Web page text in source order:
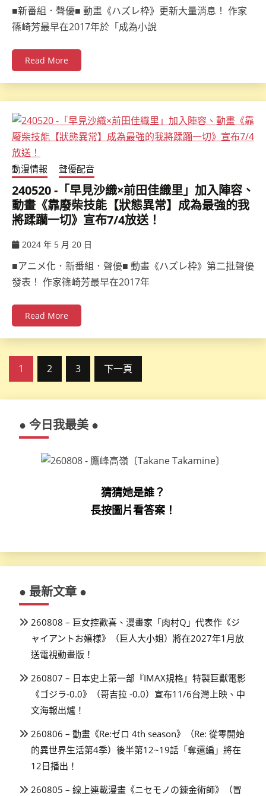
■新番組．聲優■ 動畫《ハズレ枠》更新大量消息！ 作家
篠崎芳最早在2017年於「成為小說
Read More
動漫情報 聲優配音
240520 -「早見沙織×前田佳織里」加入陣容、
動畫《靠廢柴技能【狀態異常】成為最強的我
將蹂躪一切》宣布7/4放送！
2024 年 5 月 20 日
■アニメ化．新番組．聲優■ 動畫《ハズレ枠》第二批聲優
發表！ 作家篠崎芳最早在2017年
Read More
文
頁
1 2 3 下一頁
● 今日我最美 ●
猜猜她是誰？
長按圖片看答案！
● 最新文章 ●
260808 – 巨女控歡喜、漫畫家「肉村Q」代表作《ジ
ャイアントお嬢様》（巨人大小姐）將在2027年1月放
送電視動畫版！
260807 – 日本史上第一部『IMAX規格』特製巨獸電影
《ゴジラ-0.0》（哥吉拉 -0.0）宣布11/6台灣上映、中
文海報出爐！
260806 – 動畫《Re:ゼロ 4th season》（Re: 從零開始
的異世界生活第4季）後半第12~19話「奪還編」將在
12日播出！
260805 – 線上連載漫畫《ニセモノの錬金術師》（冒